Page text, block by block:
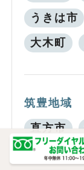
うきは市
大木町
筑豊地域
直方市
嘉麻市